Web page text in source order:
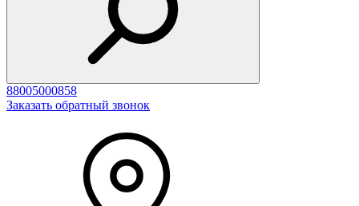
88005000858
Заказать обратный звонок